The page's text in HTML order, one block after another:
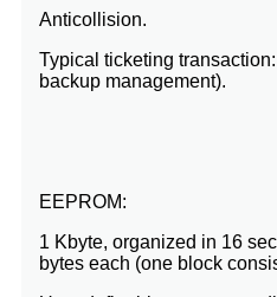
Anticollision.
Typical ticketing
backup management).
EEPROM:
1 Kbyte, organized in 16
bytes each (one block